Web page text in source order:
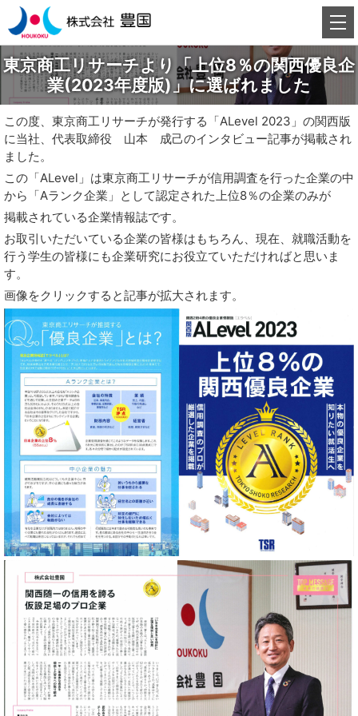
東京商工リサーチより「上位8％の関西優良企
業(2023年度版)」に選ばれました
この度、東京商工リサーチが発行する「ALevel 2023」の関西版
に当社、代表取締役 山本 成己のインタビュー記事が掲載され
ました。
この「ALevel」は東京商工リサーチが信用調査を行った企業の中
から「Aランク企業」として認定された上位8％の企業のみが
掲載されている企業情報誌です。
お取引いただいている企業の皆様はもちろん、現在、就職活動を
行う学生の皆様にも企業研究にお役立ていただければと思いま
す。
画像をクリックすると記事が拡大されます。